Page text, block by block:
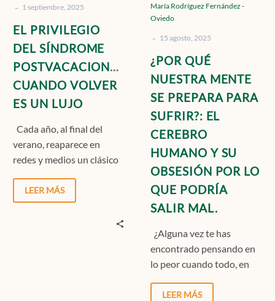
LUJO
- 1 septiembre, 2025
EL PRIVILEGIO
DEL SÍNDROME
POSTVACACIONAL:
CUANDO VOLVER
ES UN LUJO
Cada año, al final del
verano, reaparece en
redes y medios un clásico
síndrome…
LEER MÁS
CEREBRO
Y
SU
OBSESIÓN
POR
LO
QUE
PODRÍA
SALIR
MAL.
María Rodríguez Fernández -
Oviedo
- 15 agosto, 2025
¿POR QUÉ
NUESTRA MENTE
SE PREPARA PARA
SUFRIR?: EL
CEREBRO
HUMANO Y SU
OBSESIÓN POR LO
QUE PODRÍA
SALIR MAL.
¿Alguna vez te has
encontrado pensando en
lo peor cuando todo, en
notaste cómo, en…
LEER MÁS